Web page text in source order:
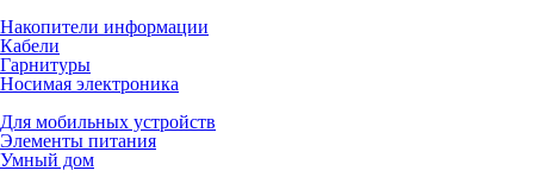
Накопители информации
Кабели
Гарнитуры
Носимая электроника
Для мобильных устройств
Элементы питания
Умный дом